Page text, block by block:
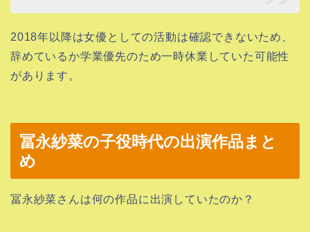
2018年以降は女優としての活動は確認できないため、
辞めているか学業優先のため一時休業していた可能性
があります。
冨永紗菜の子役時代の出演作品まと
め
冨永紗菜さんは何の作品に出演していたのか？